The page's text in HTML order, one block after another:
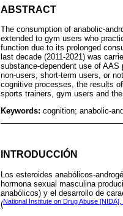
ABSTRACT
The consumption of anabolic-
extended to gym users who
function due to its prolonged
last decade (2011-2021) was
substance-dependent use of
non-users, short-term users, or
cognitive processes, the results
sports trainers, gym users and
Keywords: cognition; anabolic-
INTRODUCCIÓN
Los esteroides anabólicos-
hormona sexual masculina
anabólicos) y el desarrollo de
(National Institute on Drug Abuse [NIDA],